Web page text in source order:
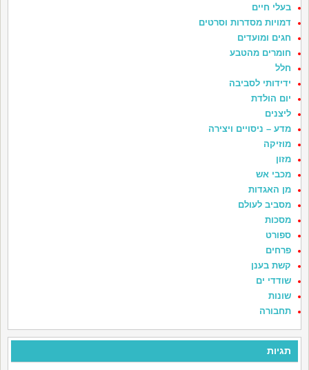
בעלי חיים
דמויות מסדרות וסרטים
חגים ומועדים
חומרים מהטבע
חלל
ידידותי לסביבה
יום הולדת
ליצנים
מדע – ניסויים ויצירה
מוזיקה
מזון
מכבי אש
מן האגדות
מסביב לעולם
מסכות
ספורט
פרחים
קשת בענן
שודדי ים
שונות
תחבורה
תגיות